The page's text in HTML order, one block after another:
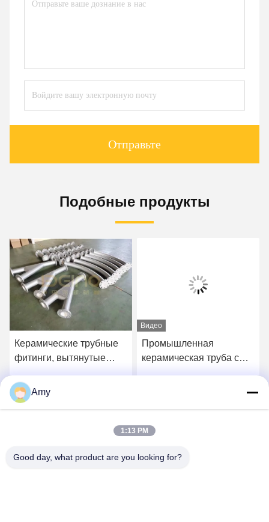
Отправьте
Подобные продукты
Керамические трубные
фитинги, вытянутые
ударам Толщина 10 мм
Получите самую
Видео
Промышленная
керамическая труба с
Amy
1:13 PM
Good day, what product are you looking for?